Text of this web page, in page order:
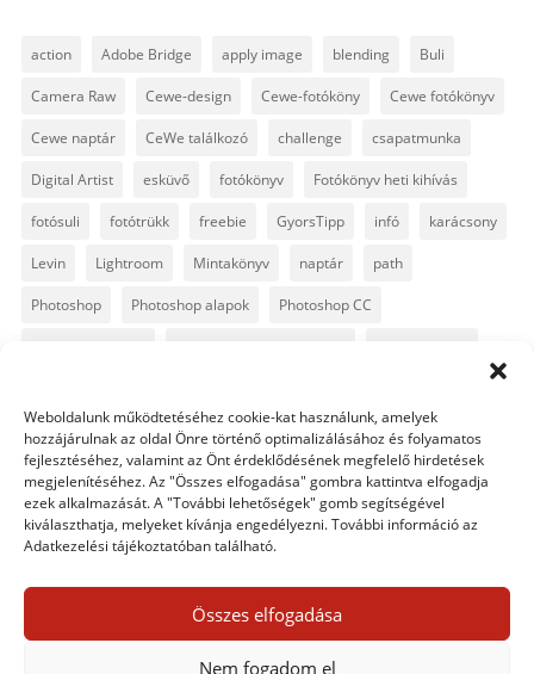
Weboldalunk működtetéséhez cookie-kat használunk, amelyek
hozzájárulnak az oldal Önre történő optimalizálásához és folyamatos
fejlesztéséhez, valamint az Önt érdeklődésének megfelelő hirdetések
megjelenítéséhez. Az "Összes elfogadása" gombra kattintva elfogadja
ezek alkalmazását. A "További lehetőségek" gomb segítségével
kiválaszthatja, melyeket kívánja engedélyezni. További információ az
Adatkezelési tájékoztatóban található.
Összes elfogadása
Nem fogadom el
action Adobe Bridge apply image blending Buli
Camera Raw Cewe-design Cewe-fotóköny Cewe fotókönyv
Cewe naptár CeWe találkozó challenge csapatmunka
Digital Artist esküvő fotókönyv Fotókönyv heti kihívás
fotósuli fotótrükk freebie GyorsTipp infó karácsony
Levin Lightroom Mintakönyv naptár path
Photoshop Photoshop alapok Photoshop CC
szövegszerkesztés template text Topaz trükkök
videó vintage
0 hozzászólás